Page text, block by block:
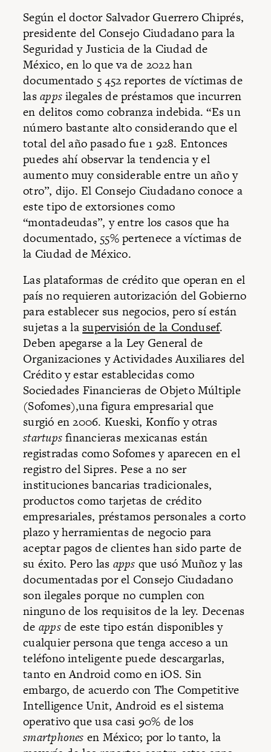
Según el doctor Salvador Guerrero Chiprés,
presidente del Consejo Ciudadano para la
Seguridad y Justicia de la Ciudad de
México, en lo que va de 2022 han
documentado 5 452 reportes de víctimas de
lasappsilegales de préstamos que incurren
en delitos como cobranza indebida. “Es un
número bastante alto considerando que el
total del año pasado fue 1 928. Entonces
puedes ahí observar la tendencia y el
aumento muy considerable entre un año y
otro”, dijo. El Consejo Ciudadano conoce a
este tipo de extorsiones como
“montadeudas”, y entre los casos que ha
documentado, 55% pertenece a víctimas de
la Ciudad de México.
Las plataformas de crédito que operan en el
país no requieren autorización del Gobierno
para establecer sus negocios, pero sí están
sujetas a la supervisión de la Condusef.
Deben apegarse a la Ley General de
Organizaciones y Actividades Auxiliares del
Crédito y estar establecidas como
Sociedades Financieras de Objeto Múltiple
(Sofomes),una figura empresarial que
surgió en 2006. Kueski, Konfío y otras
startupsfinancieras mexicanas están
registradas como Sofomes y aparecen en el
registro del Sipres. Pese a no ser
instituciones bancarias tradicionales,
productos como tarjetas de crédito
empresariales, préstamos personales a corto
plazo y herramientas de negocio para
aceptar pagos de clientes han sido parte de
su éxito. Pero las apps que usó Muñoz y las
documentadas por el Consejo Ciudadano
son ilegales porque no cumplen con
ninguno de los requisitos de la ley. Decenas
de appsde este tipo están disponibles y
cualquier persona que tenga acceso a un
teléfono inteligente puede descargarlas,
tanto en Android como en iOS. Sin
embargo, de acuerdo con The Competitive
Intelligence Unit, Android es el sistema
operativo que usa casi 90% de los
smartphones en México; por lo tanto, la